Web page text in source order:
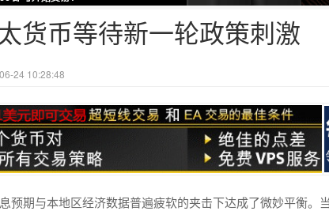
货币等待新一轮政策刺激
24 10:28:48
预期与本地区经济数据普遍疲软的夹击下达成了微妙平衡。